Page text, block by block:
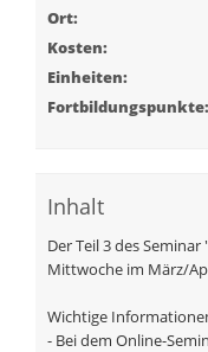
Ort:
Kosten:
Einheiten:
Fortbildungspunkte:
Inhalt
Der Teil 3 des
Mittwoche im März/
Wichtige
- Bei dem Online-